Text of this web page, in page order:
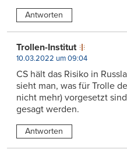
Antworten
Trollen-Institut
10.03.2022 um 09:04
CS hält das Risiko in
sieht man, was für Trolle
nicht mehr) vorgesetzt
gesagt werden.
Antworten